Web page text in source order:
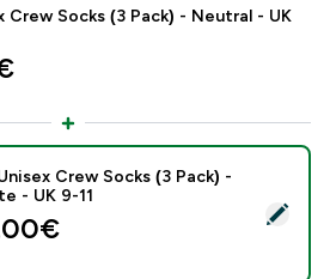
Crew Socks (3 Pack) - Neutral - UK
- MP Unisex Crew Socks (3
Crew Socks (3 Pack) -
- UK 9-11